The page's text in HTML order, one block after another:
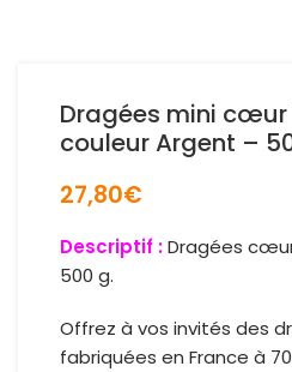
Dragées mini
couleur Argent –
27,80€
Descriptif :Dragées c
500 g.
Offrez à vos invités des
fabriquées en France à